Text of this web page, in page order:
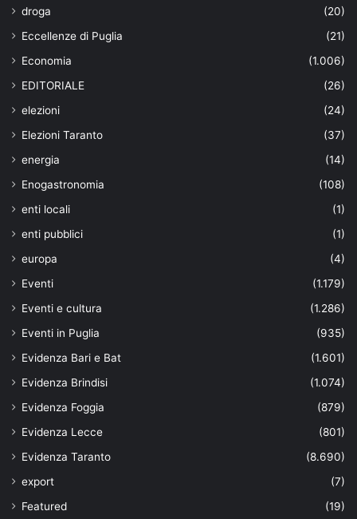
droga
(20)
Eccellenze di Puglia
(21)
Economia
(1.006)
EDITORIALE
(26)
elezioni
(24)
Elezioni Taranto
(37)
energia
(14)
Enogastronomia
(108)
enti locali
(1)
enti pubblici
(1)
europa
(4)
Eventi
(1.179)
Eventi e cultura
(1.286)
Eventi in Puglia
(935)
Evidenza Bari e Bat
(1.601)
Evidenza Brindisi
(1.074)
Evidenza Foggia
(879)
Evidenza Lecce
(801)
Evidenza Taranto
(8.690)
export
(7)
Featured
(19)